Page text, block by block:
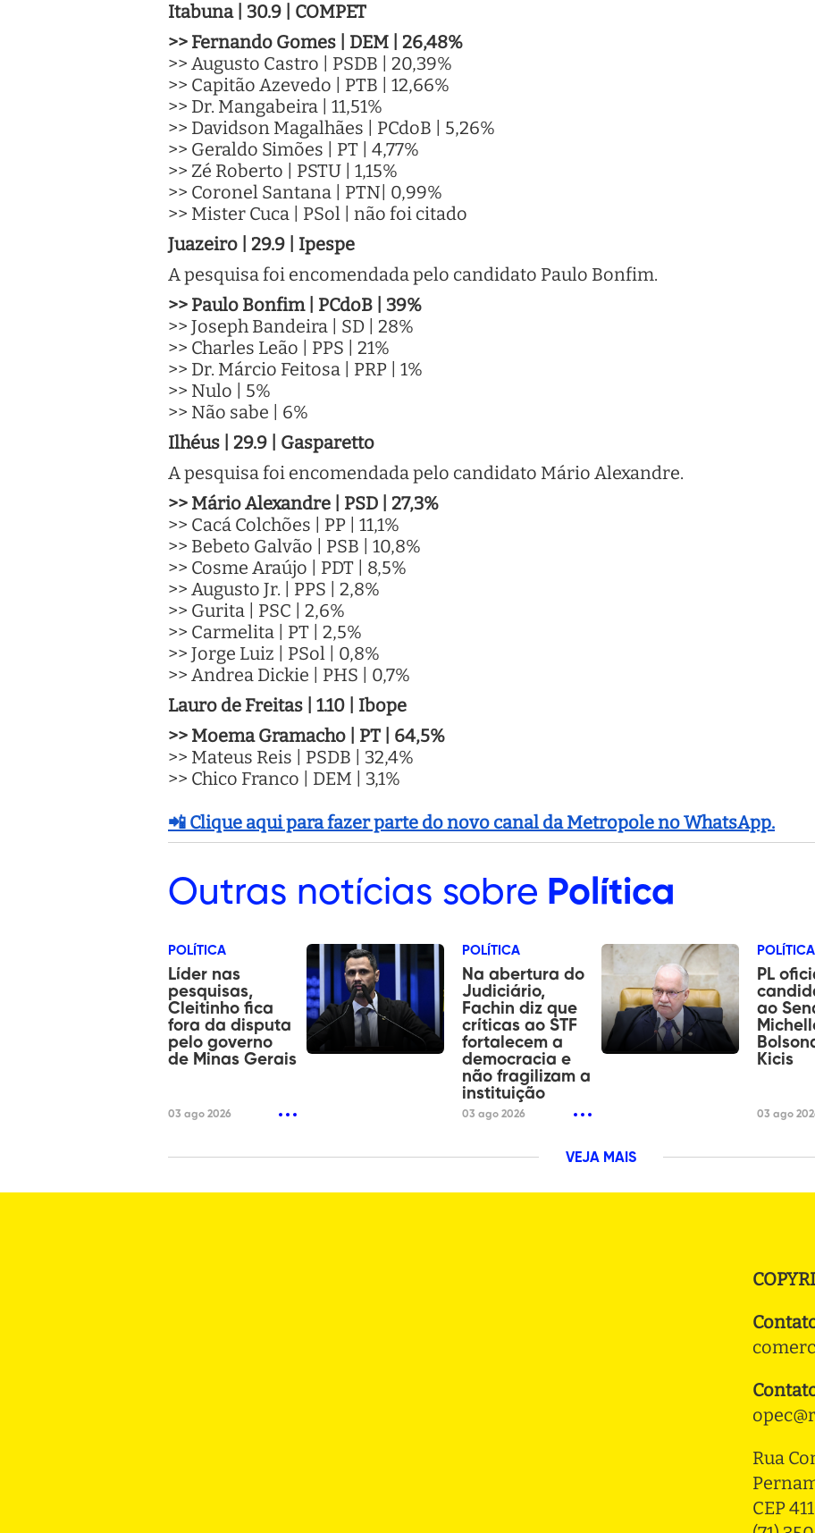
Itabuna | 30.9 | COMPET
>> Fernando Gomes | DEM | 26,48%
>> Augusto Castro | PSDB | 20,39%
>> Capitão Azevedo | PTB | 12,66%
>> Dr. Mangabeira | 11,51%
>> Davidson Magalhães | PCdoB | 5,26%
>> Geraldo Simões | PT | 4,77%
>> Zé Roberto | PSTU | 1,15%
>> Coronel Santana | PTN| 0,99%
>> Mister Cuca | PSol | não foi citado
Juazeiro | 29.9 | Ipespe
A pesquisa foi encomendada pelo candidato Paulo Bonfim.
>> Paulo Bonfim | PCdoB | 39%
>> Joseph Bandeira | SD | 28%
>> Charles Leão | PPS | 21%
>> Dr. Márcio Feitosa | PRP | 1%
>> Nulo | 5%
>> Não sabe | 6%
Ilhéus | 29.9 | Gasparetto
A pesquisa foi encomendada pelo candidato Mário Alexandre.
>> Mário Alexandre | PSD | 27,3%
>> Cacá Colchões | PP | 11,1%
>> Bebeto Galvão | PSB | 10,8%
>> Cosme Araújo | PDT | 8,5%
>> Augusto Jr. | PPS | 2,8%
>> Gurita | PSC | 2,6%
>> Carmelita | PT | 2,5%
>> Jorge Luiz | PSol | 0,8%
>> Andrea Dickie | PHS | 0,7%
Lauro de Freitas | 1.10 | Ibope
>> Moema Gramacho | PT | 64,5%
>> Mateus Reis | PSDB | 32,4%
>> Chico Franco | DEM | 3,1%
📲 Clique aqui para fazer parte do novo canal da Metropole no WhatsApp.
Outras notícias sobre Política
POLÍTICA
Líder nas
pesquisas,
Cleitinho fica
fora da disputa
pelo governo
de Minas Gerais
03 ago 2026
POLÍTICA
Na abertura do
Judiciário,
Fachin diz que
críticas ao STF
fortalecem a
democracia e
não fragilizam a
instituição
03 ago 2026
POLÍTICA
PL
ao
Kicis
03 ago
VEJA MAIS
Rua
CEP